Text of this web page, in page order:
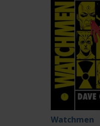
Watchmen